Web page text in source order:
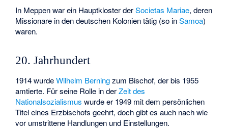
In Meppen war ein Hauptkloster derSocietas Mariae, deren
Missionare in den deutschen Kolonien tätig (so inSamoa)
waren.
20. Jahrhundert
1914 wurdeWilhelm Berningzum Bischof, der bis 1955
amtierte. Für seine Rolle in derZeit des
Nationalsozialismus wurde er 1949 mit dem persönlichen
Titel eines Erzbischofs geehrt, doch gibt es auch nach wie
vor umstrittene Handlungen und Einstellungen.